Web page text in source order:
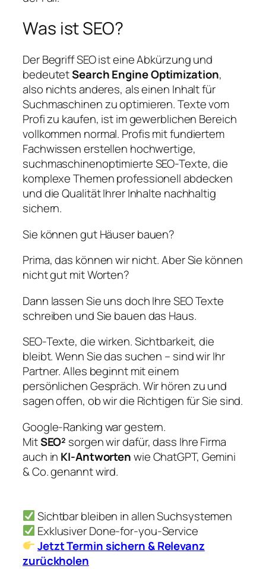
Was ist SEO?
Der Begriff SEO ist eine Abkürzung und
bedeutetSearch Engine Optimization,
also nichts anderes, als einen Inhalt für
Suchmaschinen zu optimieren. Texte vom
Profi zu kaufen, ist im gewerblichen Bereich
vollkommen normal. Profis mit fundiertem
Fachwissen erstellen hochwertige,
suchmaschinenoptimierte SEO-Texte, die
komplexe Themen professionell abdecken
und die Qualität Ihrer Inhalte nachhaltig
sichern.
Sie können gut Häuser bauen?
Prima, das können wir nicht. Aber Sie können
nicht gut mit Worten?
Dann lassen Sie uns doch Ihre SEO Texte
schreiben und Sie bauen das Haus.
SEO-Texte, die wirken. Sichtbarkeit, die
bleibt. Wenn Sie das suchen – sind wir Ihr
Partner. Alles beginnt mit einem
persönlichen Gespräch. Wir hören zu und
sagen offen, ob wir die Richtigen für Sie sind.
Google-Ranking war gestern.
MitSEO² sorgen wir dafür, dass Ihre Firma
auch in KI-Antwortenwie ChatGPT, Gemini
& Co. genannt wird.
Sichtbar bleiben in allen Suchsystemen
Exklusiver Done-for-you-Service
Jetzt Termin sichern & Relevanz
zurückholen